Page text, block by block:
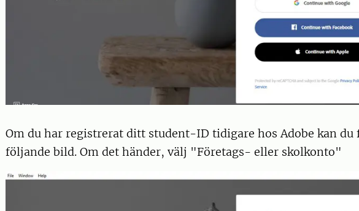
Om du har registrerat ditt student-ID tidigare hos Adobe kan du
följande bild. Om det händer, välj "Företags- eller skolkonto"